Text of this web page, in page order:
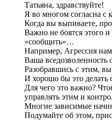
Татьяна, здравствуйте!
Я во многом согласна с
Когда вы выпиваете,
Важно не боятся этого
«сообщить»…
Например, Агрессия
Ваша вседозволенность
Разобравшись с этим,
И хорошо бы это делать
Для чего это важно?
управлять этим и
Многие зависимые
Подумайте об этом,